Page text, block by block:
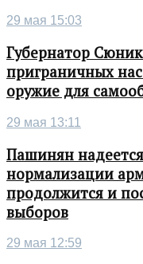
29 мая 15:03
Губернатор
приграничных
оружие для
29 мая 13:11
Пашинян
нормализации
продолжится и
выборов
29 мая 12:59